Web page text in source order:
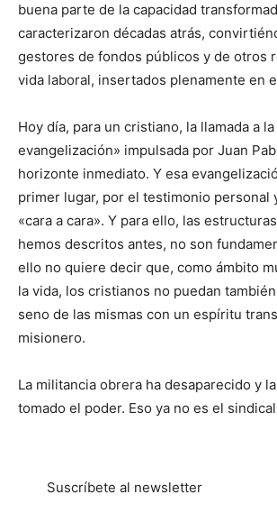
buena parte de la capacidad
caracterizaron décadas atrás,
gestores de fondos públicos y de otros
vida laboral, insertados plenamente en
Hoy día, para un cristiano, la llamada a
evangelización» impulsada por Juan
horizonte inmediato. Y esa
primer lugar, por el testimonio personal
«cara a cara». Y para ello, las
hemos descritos antes, no son
ello no quiere decir que, como ámbito
la vida, los cristianos no puedan
seno de las mismas con un espíritu
misionero.
La militancia obrera ha desaparecido y
tomado el poder. Eso ya no es el
Suscríbete al newsletter